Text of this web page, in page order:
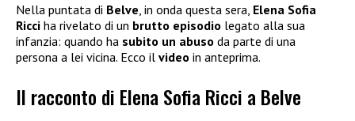
Nella puntata di Belve , in onda questa sera, Elena Sofia
Ricci ha rivelato di un brutto episodio legato alla sua
infanzia: quando ha subito un abuso da parte di una
persona a lei vicina. Ecco il video in anteprima.
Il racconto di Elena Sofia Ricci a Belve